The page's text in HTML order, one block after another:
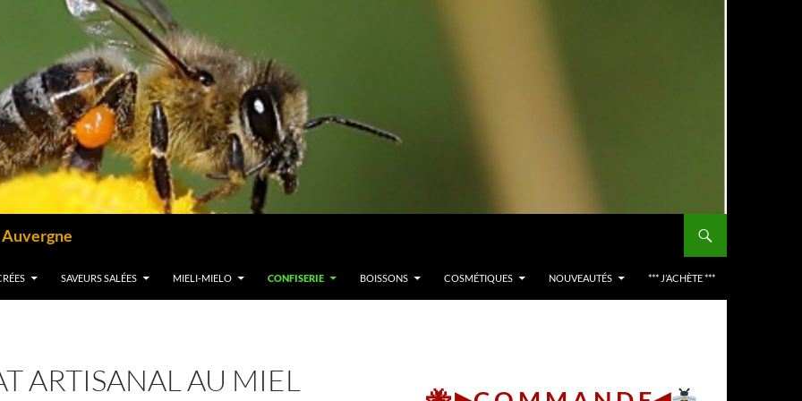
Auvergne
SAVEURS SALÉES MIELI-MIELO CONFISERIE BOISSONS COSMÉTIQUES NOUVEAUTÉS *** J’ACHÈTE ***
ARTISANAL AU MIEL